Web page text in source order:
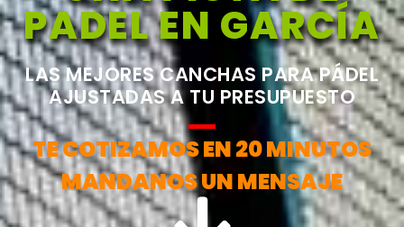
PADEL EN GARCÍA
LAS MEJORES CANCHAS PARA PÁDEL
AJUSTADAS A TU PRESUPUESTO
TE COTIZAMOS EN 20 MINUTOS
MANDANOS UN MENSAJE